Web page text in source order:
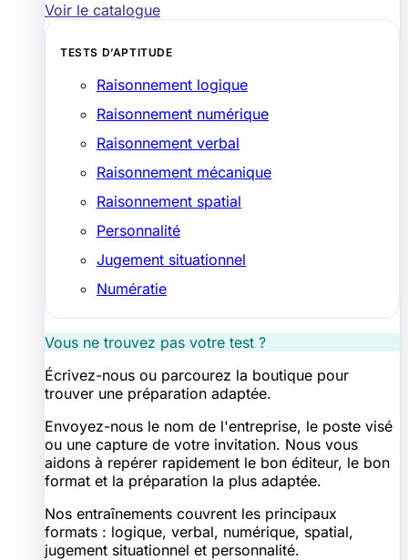
Voir le catalogue
TESTS D’APTITUDE
Raisonnement logique
Raisonnement numérique
Raisonnement verbal
Raisonnement mécanique
Raisonnement spatial
Personnalité
Jugement situationnel
Numératie
Vous ne trouvez pas votre test ?
Écrivez-nous ou parcourez la boutique pour
trouver une préparation adaptée.
Envoyez-nous le nom de l'entreprise, le poste visé
ou une capture de votre invitation. Nous vous
aidons à repérer rapidement le bon éditeur, le bon
format et la préparation la plus adaptée.
Nos entraînements couvrent les principaux
formats : logique, verbal, numérique, spatial,
jugement situationnel et personnalité.